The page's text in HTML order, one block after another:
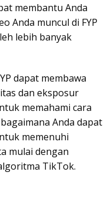
membantu Anda
Anda muncul di FYP
lebih banyak
dapat membawa
dan eksposur
memahami cara
Anda dapat
memenuhi
mulai dengan
TikTok.